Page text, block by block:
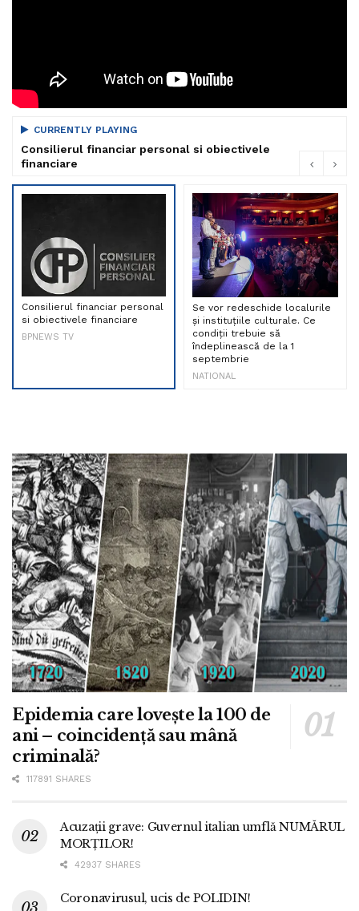
CURRENTLY PLAYING
Consilierul financiar personal si obiectivele
financiare
Consilierul financiar personal
si obiectivele financiare
BPNEWS TV
Se vor redeschide localurile
și instituțiile culturale. Ce
condiții trebuie să
îndeplinească de la 1
septembrie
NATIONAL
Epidemia care lovește la 100 de
ani – coincidență sau mână
criminală?
117891 SHARES
Acuzații grave: Guvernul italian umflă NUMĂRUL
MORȚILOR!
42937 SHARES
Coronavirusul, ucis de POLIDIN!